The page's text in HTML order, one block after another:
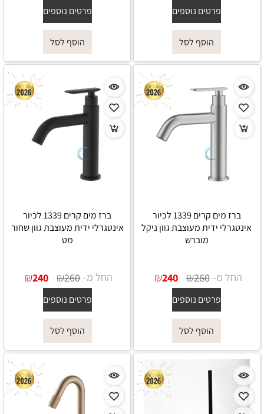
פרטים נוספים
הוסף לסל
פרטים נוספים
הוסף לסל
ברז מים קרים 1339 לכיור
אינטגרלי ידית מעוצבת גוון ניקל
מוברש
החל מ- ₪260
₪240
פרטים נוספים
הוסף לסל
ברז מים קרים 1339 לכיור
אינטגרלי ידית מעוצבת גוון שחור
מט
החל מ- ₪260
₪240
פרטים נוספים
הוסף לסל